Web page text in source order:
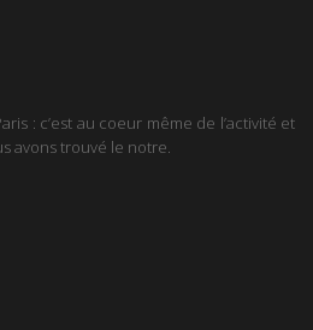
: c’est au coeur même de l’activité et
avons trouvé le notre.